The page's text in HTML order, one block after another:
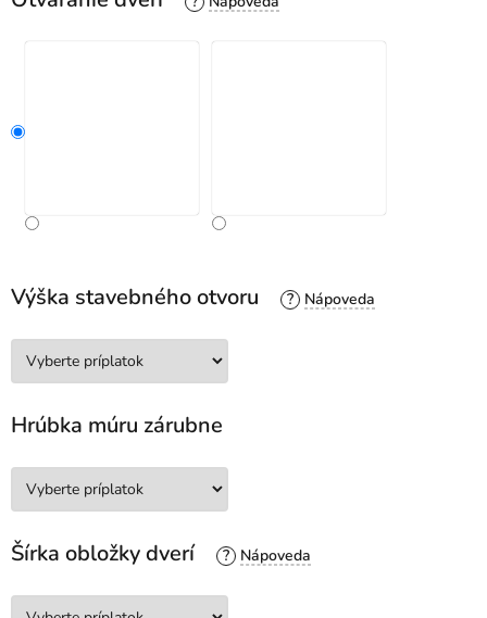
Výška stavebného otvoru ?
Hrúbka múru zárubne
Šírka obložky dverí ?